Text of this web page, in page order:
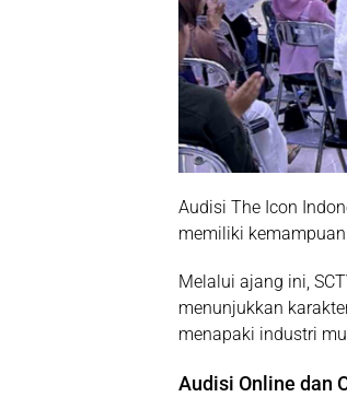
Audisi The Icon
memiliki
Melalui ajang ini,
menunjukkan
menapaki industri
Audisi Online dan